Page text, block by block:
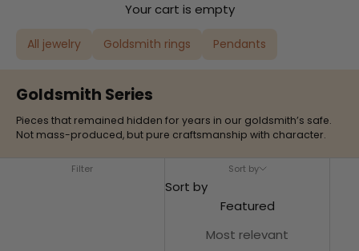
Your cart is empty
All jewelry Goldsmith rings Pendants
Goldsmith Series
Pieces that remained hidden for years in our goldsmith’s safe.
Not mass-produced, but pure craftsmanship with character.
Filter Sort by
Sort by
Featured
Most relevant